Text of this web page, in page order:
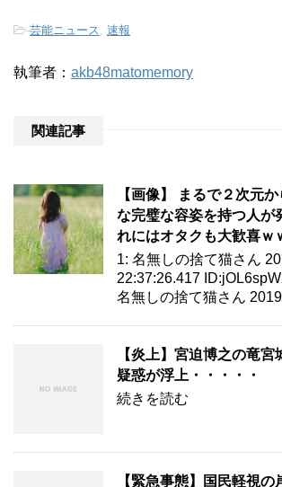
-芸能ニュース, 速報
執筆者： akb48matomemory
関連記事
【画像】 まるで２次元
な完璧な容姿を持つ人が
れにはオタクも大歓喜ｗ
1: 名無しの捨て猫さん
22:37:26.417
名無しの捨て猫さん
【炎上】宮迫博之の竜宮
疑惑が浮上・・・・・
続きを読む
【緊急事態】国民軽視の